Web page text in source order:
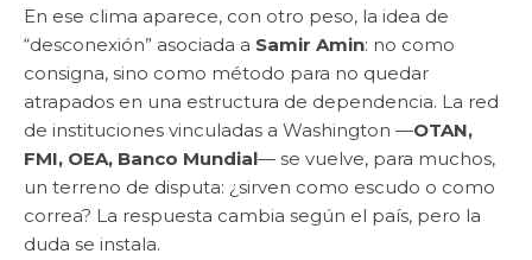
En ese clima aparece, con otro peso, la idea de
“desconexión” asociada a Samir Amin: no como
consigna, sino como método para no quedar
atrapados en una estructura de dependencia. La red
de instituciones vinculadas a Washington —OTAN,
FMI, OEA, Banco Mundial— se vuelve, para muchos,
un terreno de disputa: ¿sirven como escudo o como
correa? La respuesta cambia según el país, pero la
duda se instala.